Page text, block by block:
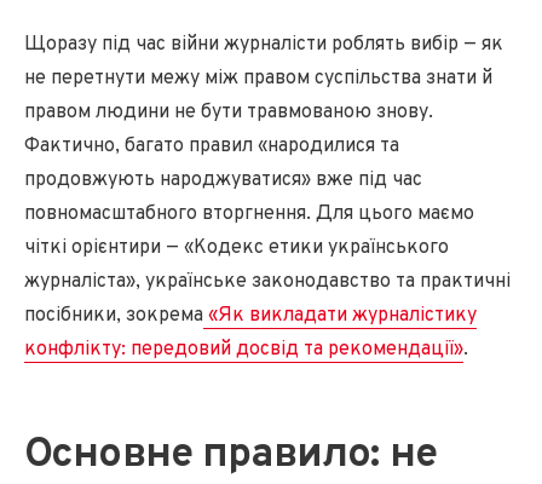
Щоразу під час війни журналісти роблять вибір — як
не перетнути межу між правом суспільства знати й
правом людини не бути травмованою знову.
Фактично, багато правил «народилися та
продовжують народжуватися» вже під час
повномасштабного вторгнення. Для цього маємо
чіткі орієнтири — «Кодекс етики українського
журналіста», українське законодавство та практичні
посібники, зокрема «Як викладати журналістику
конфлікту: передовий досвід та рекомендації».
Основне правило: не